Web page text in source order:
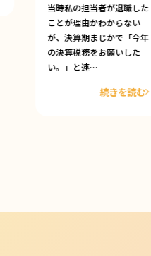
当時私の担当者が退職した
ことが理由かわからない
が、決算期まじかで「今年
の決算税務をお願いした
い。」と連…
続きを読む